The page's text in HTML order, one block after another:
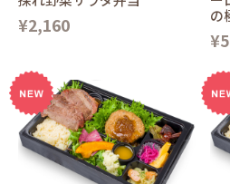
¥2,160
の